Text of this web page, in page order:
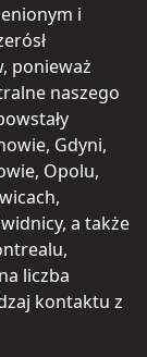
i
ponieważ
naszego
Gdyni,
Opolu,
a także
liczba
kontaktu z